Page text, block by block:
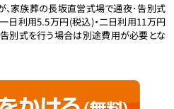
家族葬の長坂直営式場で通夜･告別式
日利用5.5万円(税込)・二日利用11万円
別式を行う場合は別途費用が必要とな